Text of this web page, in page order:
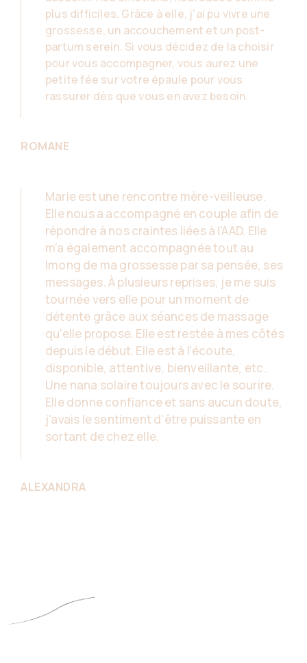
plus difficiles. Grâce à elle, j'ai pu vivre une
grossesse, un accouchement et un post-
partum serein. Si vous décidez de la choisir
pour vous accompagner, vous aurez une
petite fée sur votre épaule pour vous
rassurer dès que vous en avez besoin.
ROMANE
Marie est une rencontre mère-veilleuse.
Elle nous a accompagné en couple afin de
répondre à nos craintes liées à l'AAD. Elle
m'a également accompagnée tout au
lmong de ma grossesse par sa pensée, ses
messages. À plusieurs reprises, je me suis
tournée vers elle pour un moment de
détente grâce aux séances de massage
qu'elle propose. Elle est restée à mes côtés
depuis le début. Elle est à l'écoute,
disponible, attentive, bienveillante, etc..
Une nana solaire toujours avec le sourire.
Elle donne confiance et sans aucun doute,
j'avais le sentiment d'être puissante en
sortant de chez elle.
ALEXANDRA